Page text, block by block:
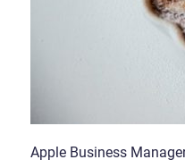
Apple Business